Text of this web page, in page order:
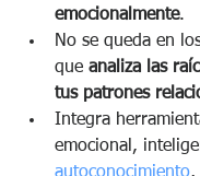
emocionalmente.
No se queda en
que analiza las
tus patrones
Integra
emocional,
autoconocimiento,